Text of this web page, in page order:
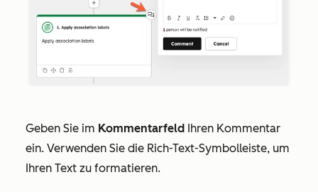
Geben Sie im Kommentarfeld
Ihren Kommentar
ein. Verwenden Sie die Rich-Text-Symbolleiste, um
Ihren Text zu formatieren.